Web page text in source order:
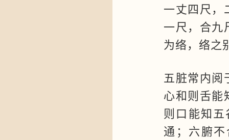
一丈四尺，
一尺，合九
为络，络之
五脏常内阅
心和则舌能
则口能知
通；六腑